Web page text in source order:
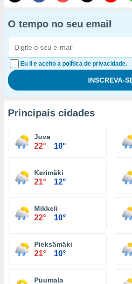
O tempo no seu email
Eu li e aceito a política de privacidade.
Principais cidades
Juva
22° 10°
Kerimäki
21° 12°
Mikkeli
22° 10°
Pieksämäki
21° 10°
Puumala